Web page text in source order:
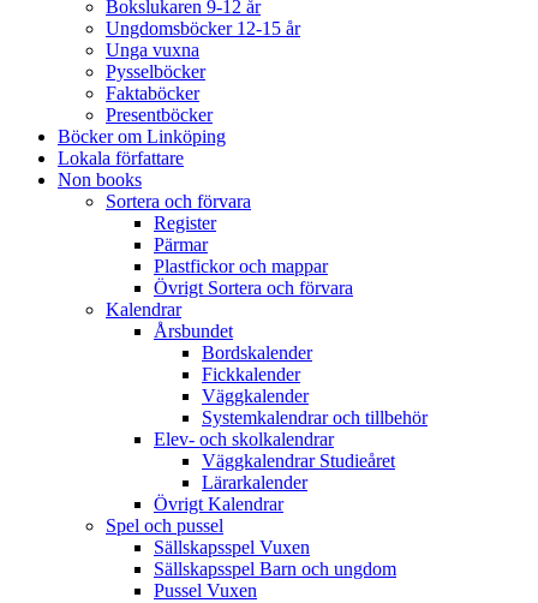
Bokslukaren 9-12 år
Ungdomsböcker 12-15 år
Unga vuxna
Pysselböcker
Faktaböcker
Presentböcker
Böcker om Linköping
Lokala författare
Non books
Sortera och förvara
Register
Pärmar
Plastfickor och mappar
Övrigt Sortera och förvara
Kalendrar
Årsbundet
Bordskalender
Fickkalender
Väggkalender
Systemkalendrar och tillbehör
Elev- och skolkalendrar
Väggkalendrar Studieåret
Lärarkalender
Övrigt Kalendrar
Spel och pussel
Sällskapsspel Vuxen
Sällskapsspel Barn och ungdom
Pussel Vuxen